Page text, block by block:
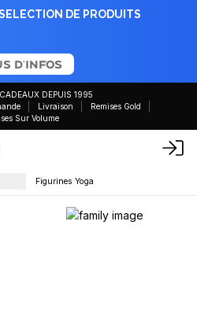
DE PRODUITS
D'INFOS
DEPUIS 1995
Livraison
Remises Gold
Sur Volume
Figurines Yoga